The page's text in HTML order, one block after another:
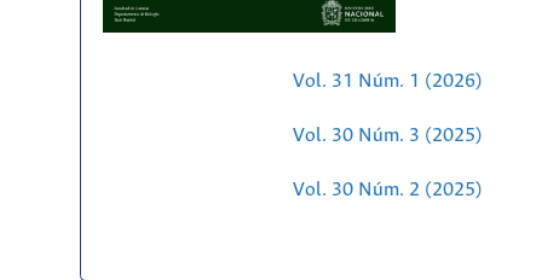
Vol. 31 Núm. 1 (2026)
Vol. 30 Núm. 3 (2025)
Vol. 30 Núm. 2 (2025)